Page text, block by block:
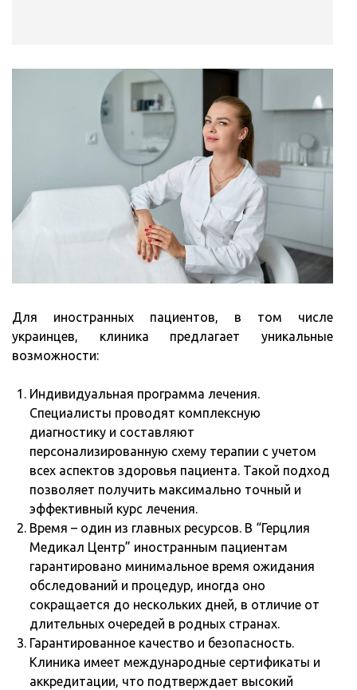
Для иностранных пациентов, в том числе
украинцев, клиника предлагает уникальные
возможности:
Индивидуальная программа лечения.
Специалисты проводят комплексную
диагностику и составляют
персонализированную схему терапии с учетом
всех аспектов здоровья пациента. Такой подход
позволяет получить максимально точный и
эффективный курс лечения.
Время – один из главных ресурсов. В “Герцлия
Медикал Центр” иностранным пациентам
гарантировано минимальное время ожидания
обследований и процедур, иногда оно
сокращается до нескольких дней, в отличие от
длительных очередей в родных странах.
Гарантированное качество и безопасность.
Клиника имеет международные сертификаты и
аккредитации, что подтверждает высокий